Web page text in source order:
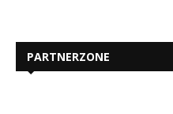
PARTNERZONE